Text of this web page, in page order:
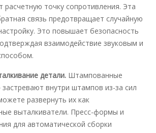
расчетную точку сопротивления. Эта
связь предотвращает случайную
Это повышает безопасность
взаимодействие звуковым и
детали. Штампованные
застревают внутри штампов из-за сил
развернуть их как
выталкиватели. Пресс-формы и
для автоматической сборки